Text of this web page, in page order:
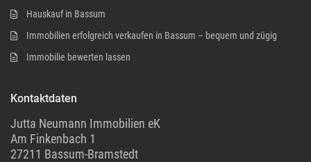
Hauskauf in Bassum
Immobilien erfolgreich verkaufen in Bassum – bequem und zügig
Immobilie bewerten lassen
Kontaktdaten
Jutta Neumann Immobilien eK
Am Finkenbach 1
27211 Bassum-Bramstedt